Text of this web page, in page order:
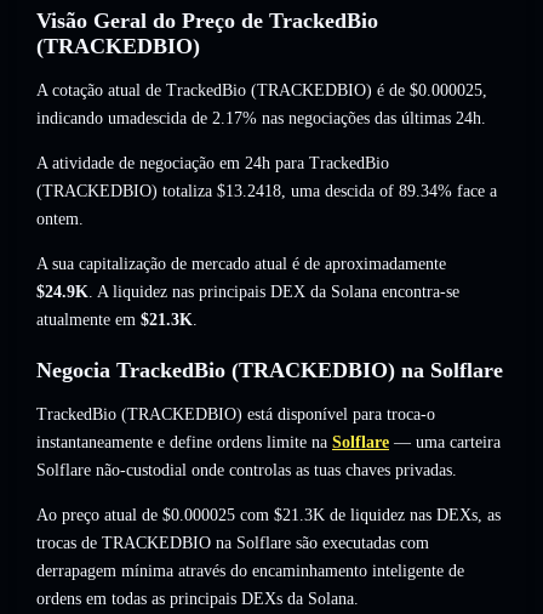
Visão Geral do Preço de TrackedBio
(TRACKEDBIO)
A cotação atual de TrackedBio (TRACKEDBIO) é de $0.000025,
indicando umadescida de 2.17% nas negociações das últimas 24h.
A atividade de negociação em 24h para TrackedBio
(TRACKEDBIO) totaliza $13.2418, uma descida of 89.34% face a
ontem.
A sua capitalização de mercado atual é de aproximadamente
$24.9K. A liquidez nas principais DEX da Solana encontra-se
atualmente em $21.3K.
Negocia TrackedBio (TRACKEDBIO) na Solflare
TrackedBio (TRACKEDBIO) está disponível para troca-o
instantaneamente e define ordens limite na Solflare — uma carteira
Solflare não-custodial onde controlas as tuas chaves privadas.
Ao preço atual de $0.000025 com $21.3K de liquidez nas DEXs, as
trocas de TRACKEDBIO na Solflare são executadas com
derrapagem mínima através do encaminhamento inteligente de
ordens em todas as principais DEXs da Solana.